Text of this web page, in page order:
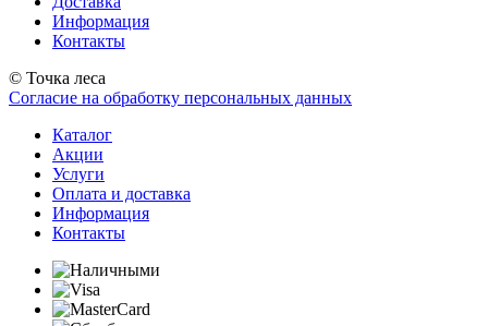
Информация
Контакты
© Точка леса
Согласие на обработку персональных данных
Каталог
Акции
Услуги
Оплата и доставка
Информация
Контакты